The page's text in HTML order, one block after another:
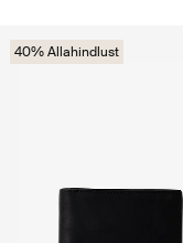
40% Allahindlust